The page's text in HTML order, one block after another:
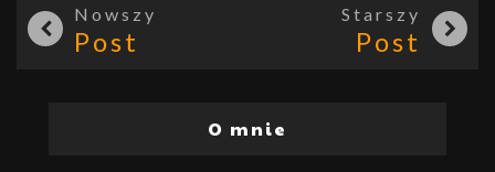
Nowszy
Post
Starszy
Post
O mnie